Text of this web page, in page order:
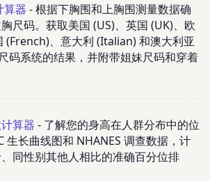
算器 - 根据下胸围和上胸围测量数据确
尺码。获取美国 (US)、英国 (UK)、欧
(French)、意大利 (Italian) 和澳大利亚
码系统的结果，并附带姐妹尺码和穿着
算器 - 了解您的身高在人群分布中的位
生长曲线图和 NHANES 调查数据，计
同性别其他人相比的准确百分位排